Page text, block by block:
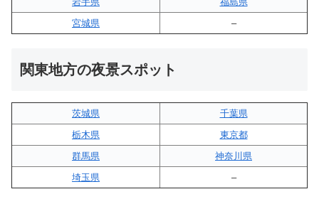
宮城県
–
関東地方の夜景スポット
茨城県
千葉県
栃木県
東京都
群馬県
神奈川県
埼玉県
–